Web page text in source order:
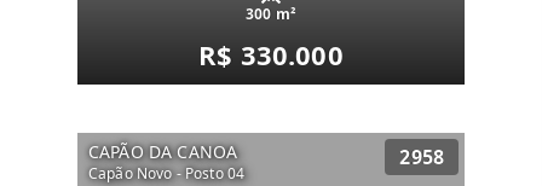
300 m²
R$ 330.000
CAPÃO DA CANOA
Capão Novo - Posto 04
2958